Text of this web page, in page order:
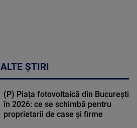
ALTE ȘTIRI
(P) Piața fotovoltaică din București
în 2026: ce se schimbă pentru
proprietarii de case și firme